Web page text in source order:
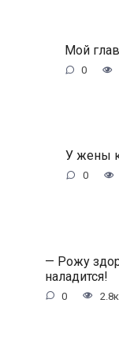
Мой
0
У жены
0
— Рожу
наладится!
0 2.8к.